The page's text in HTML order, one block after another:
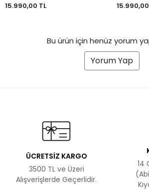
15.990,00 TL
Bu ürün için henüz yorum
Yorum Yap
ÜCRETSİZ KARGO
3500 TL ve Üzeri
Alışverişlerde Geçerlidir.
14